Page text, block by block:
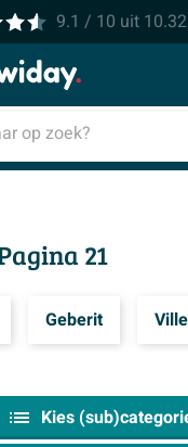
9.1 / 10 uit
21
Geberit
Kies